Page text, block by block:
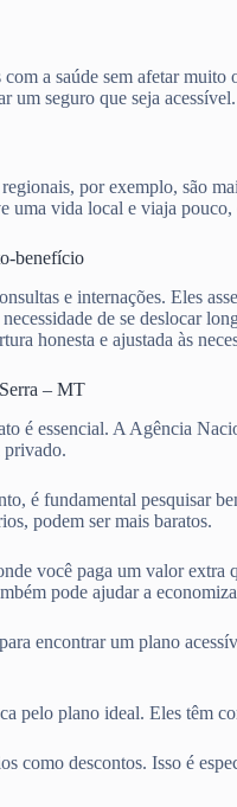
a saúde sem afetar
um seguro que seja acessível.
por exemplo, são
uma vida local e viaja
benefício
e internações. Eles
de se deslocar
honesta e ajustada às
– MT
é essencial. A Agência
privado.
é fundamental pesquisar
podem ser mais baratos.
você paga um valor
pode ajudar a
encontrar um plano
pelo plano ideal. Eles têm
como descontos. Isso é